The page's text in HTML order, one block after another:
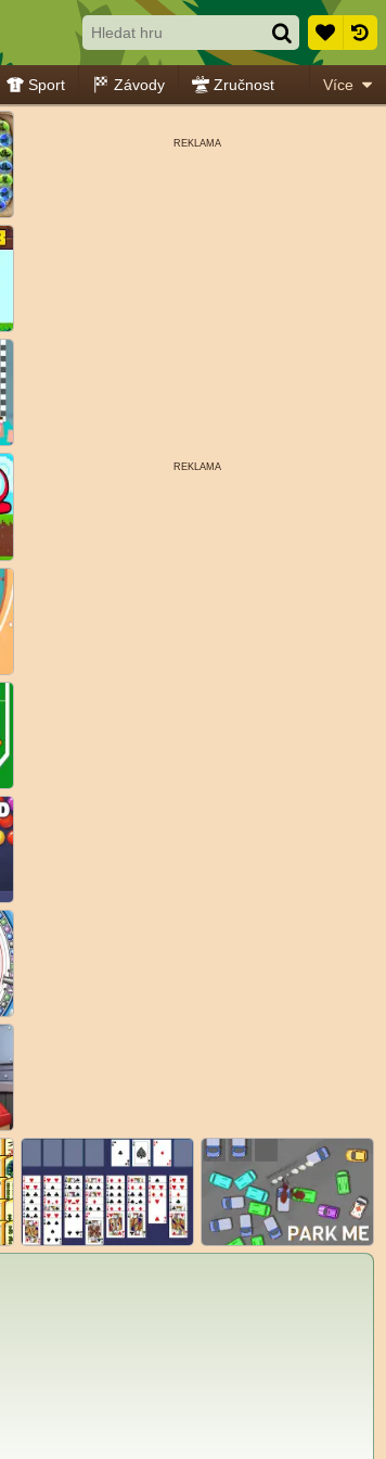
Sport Závody Zručnost Více